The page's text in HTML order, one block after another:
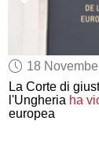
18
La Corte di
l'Ungheria ha
europea